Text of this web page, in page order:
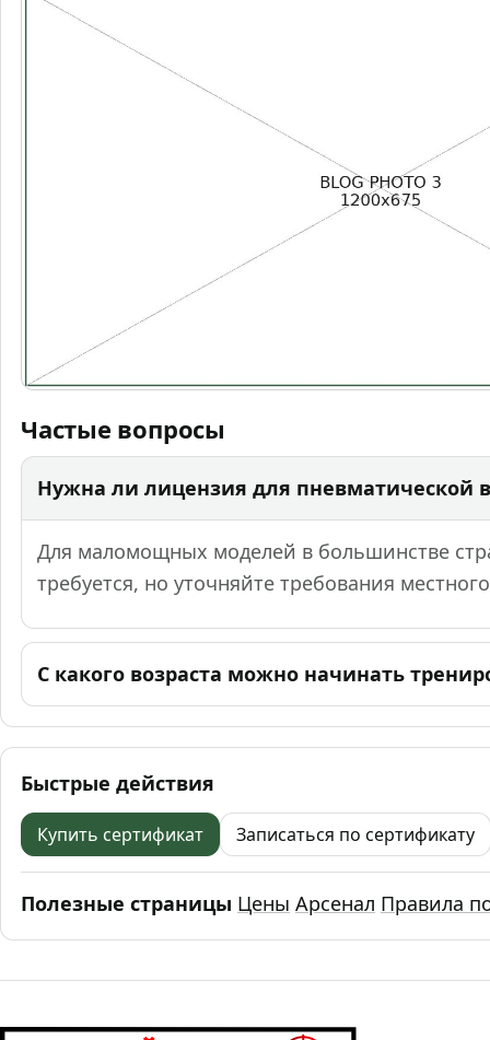
Частые вопросы
Нужна ли лицензия для пневматической
Для маломощных моделей в большинстве
требуется, но уточняйте требования
С какого возраста можно начинать
Быстрые действия
Купить сертификат Записаться по сертификату
Полезные страницы Цены Арсенал Правила